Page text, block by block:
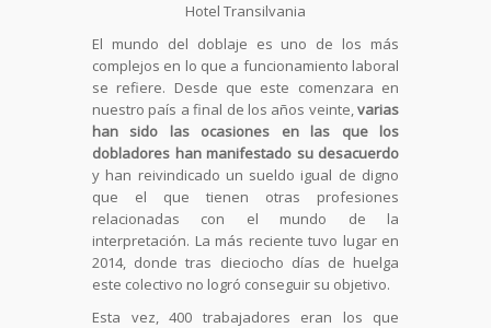
Hotel Transilvania
El mundo del doblaje es uno de los más
complejos en lo que a funcionamiento laboral
se refiere. Desde que este comenzara en
nuestro país a final de los años veinte,varias
han sido las ocasiones en las que los
dobladores han manifestado su desacuerdo
y han reivindicado un sueldo igual de digno
que el que tienen otras profesiones
relacionadas con el mundo de la
interpretación. La más reciente tuvo lugar en
2014, donde tras dieciocho días de huelga
este colectivo no logró conseguir su objetivo.
Esta vez, 400 trabajadores eran los que